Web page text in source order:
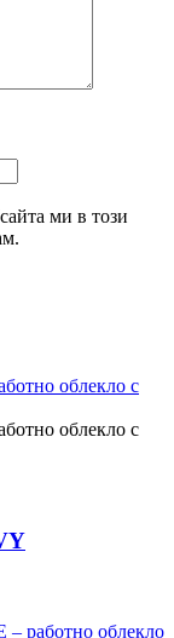
ми в този